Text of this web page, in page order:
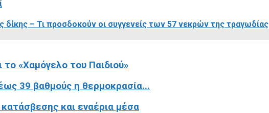
– Τι προσδοκούν οι συγγενείς των 57 νεκρών της τραγωδίας
«Χαμόγελο του Παιδιού»
39 βαθμούς η θερμοκρασία...
και εναέρια μέσα